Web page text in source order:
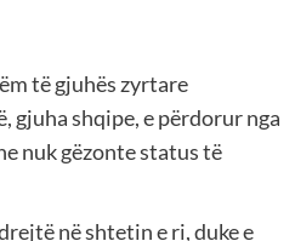
të gjuhës zyrtare
gjuha shqipe, e përdorur nga
nuk gëzonte status të
në shtetin e ri, duke e